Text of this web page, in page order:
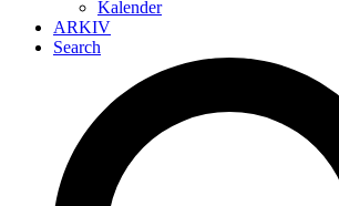
Kalender
ARKIV
Search